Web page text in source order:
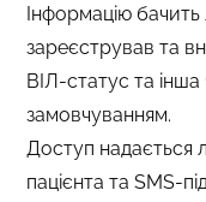
Інформацію
зареєстрував та
ВІЛ-статус та інша
замовчуванням.
Доступ надається
пацієнта та SMS-